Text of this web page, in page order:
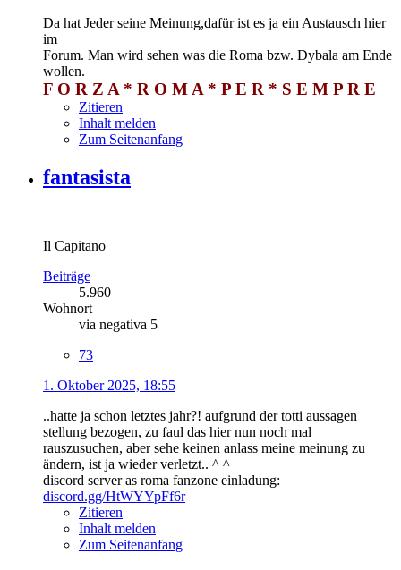
Da hat Jeder seine Meinung,dafür ist es ja ein Austausch hier
im
Forum. Man wird sehen was die Roma bzw. Dybala am Ende
wollen.
F O R Z A * R O M A * P E R * S E M P R E
Zitieren
Inhalt melden
Zum Seitenanfang
fantasista
Il Capitano
Beiträge
5.960
Wohnort
via negativa 5
73
1. Oktober 2025, 18:55
..hatte ja schon letztes jahr?! aufgrund der totti aussagen
stellung bezogen, zu faul das hier nun noch mal
rauszusuchen, aber sehe keinen anlass meine meinung zu
ändern, ist ja wieder verletzt.. ^ ^
discord server as roma fanzone einladung:
discord.gg/HtWYYpFf6r
Zitieren
Inhalt melden
Zum Seitenanfang